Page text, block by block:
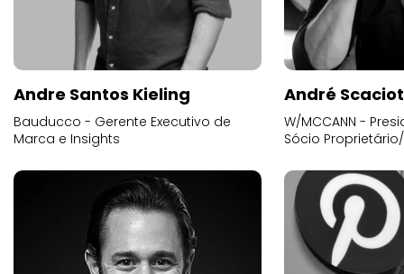
Andre Santos Kieling
Bauducco - Gerente Executivo de
Marca e Insights
André
W/MCCANN -
Sócio